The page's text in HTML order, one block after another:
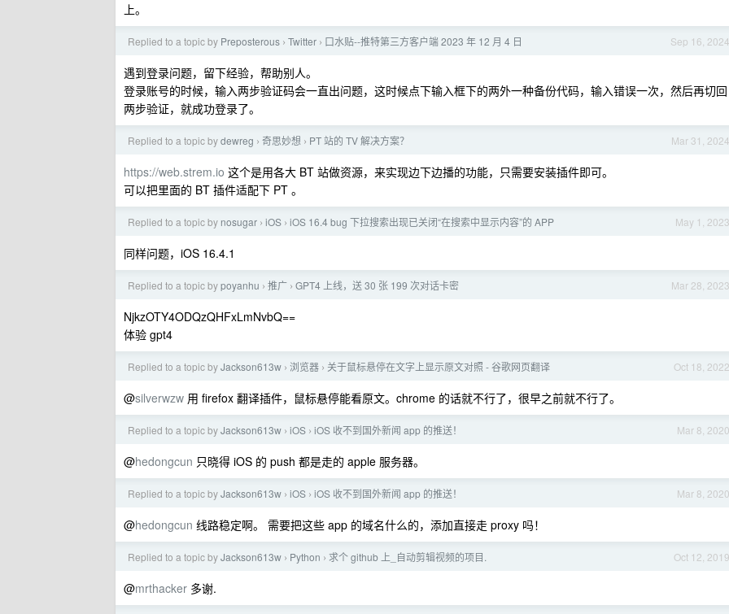
上。
Sep 16, 2024
Replied to a topic by Preposterous › Twitter › 口水贴--推特第三方客户端 2023 年 12 月 4 日
遇到登录问题，留下经验，帮助别人。
登录账号的时候，输入两步验证码会一直出问题，这时候点下输入框下的两外一种备份代码，输入错误一次，然后再切回
两步验证，就成功登录了。
Mar 31, 2024
Replied to a topic bydewreg › 奇思妙想 › PT 站的 TV 解决方案？
https://web.strem.io 这个是用各大 BT 站做资源，来实现边下边播的功能，只需要安装插件即可。
可以把里面的 BT 插件适配下 PT 。
May 1, 2023
Replied to a topic by nosugar › iOS › iOS 16.4 bug 下拉搜索出现已关闭“在搜索中显示内容”的 APP
同样问题，iOS 16.4.1
Mar 28, 2023
Replied to a topic bypoyanhu › 推广 › GPT4 上线，送 30 张 199 次对话卡密
NjkzOTY4ODQzQHFxLmNvbQ==
体验 gpt4
Oct 18, 2022
Replied to a topic byJackson613w › 浏览器 › 关于鼠标悬停在文字上显示原文对照 - 谷歌网页翻译
@silverwzw 用 firefox 翻译插件，鼠标悬停能看原文。chrome 的话就不行了，很早之前就不行了。
Mar 8, 2020
Replied to a topic byJackson613w › iOS › iOS 收不到国外新闻 app 的推送！
@hedongcun 只晓得 iOS 的 push 都是走的 apple 服务器。
Mar 8, 2020
Replied to a topic byJackson613w › iOS › iOS 收不到国外新闻 app 的推送！
@hedongcun 线路稳定啊。 需要把这些 app 的域名什么的，添加直接走 proxy 吗！
Oct 12, 2019
Replied to a topic byJackson613w › Python › 求个 github 上_自动剪辑视频的项目.
@mrthacker 多谢.